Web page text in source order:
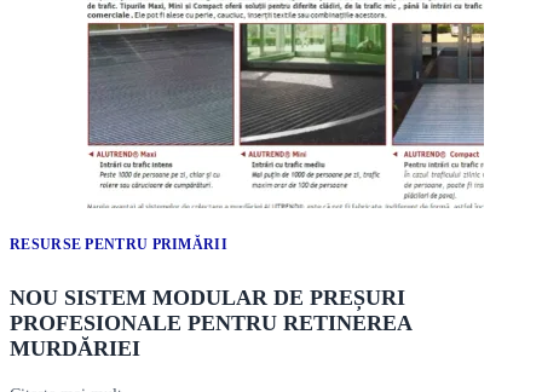
RESURSE PENTRU PRIMĂRII
NOU SISTEM MODULAR DE PREȘURI
PROFESIONALE PENTRU RETINEREA
MURDĂRIEI